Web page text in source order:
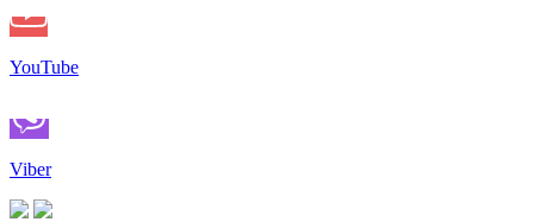
YouTube
Viber